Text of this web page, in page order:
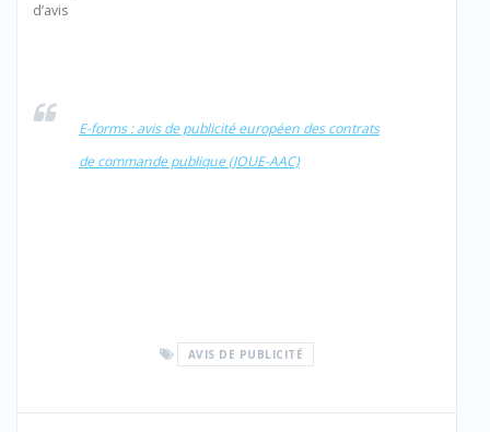
d’avis
E-forms : avis de publicité européen des contrats
de commande publique (JOUE-AAC)
AVIS DE PUBLICITÉ